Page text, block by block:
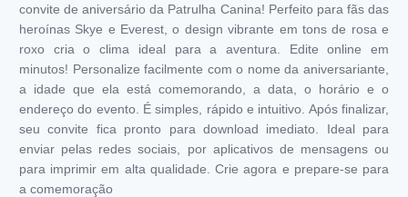
convite de aniversário da Patrulha Canina! Perfeito para fãs das
heroínas Skye e Everest, o design vibrante em tons de rosa e
roxo cria o clima ideal para a aventura. Edite online em
minutos! Personalize facilmente com o nome da aniversariante,
a idade que ela está comemorando, a data, o horário e o
endereço do evento. É simples, rápido e intuitivo. Após finalizar,
seu convite fica pronto para download imediato. Ideal para
enviar pelas redes sociais, por aplicativos de mensagens ou
para imprimir em alta qualidade. Crie agora e prepare-se para
a comemoração